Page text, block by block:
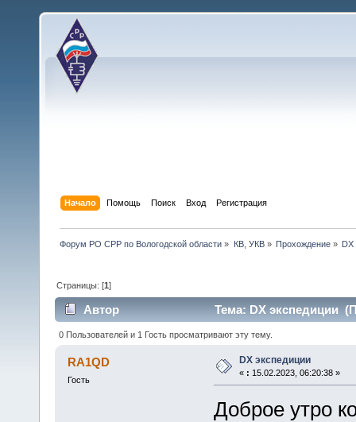
Начало Помощь Поиск Вход Регистрация
Форум РО СРР по Вологодской области » КВ, УКВ» Прохождение» DX
Страницы: [1]
Автор Тема: DX экспедиции
0 Пользователей и 1 Гость просматривают эту тему.
RA1QD
Гость
DX экспедиции
« : 15.02.2023, 06:20:38 »
Доброе утро